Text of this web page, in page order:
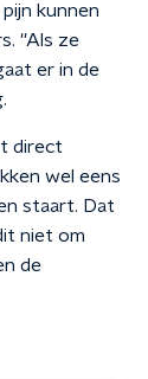
kunnen
''Als ze
er in de
direct
wel eens
staart. Dat
niet om
de